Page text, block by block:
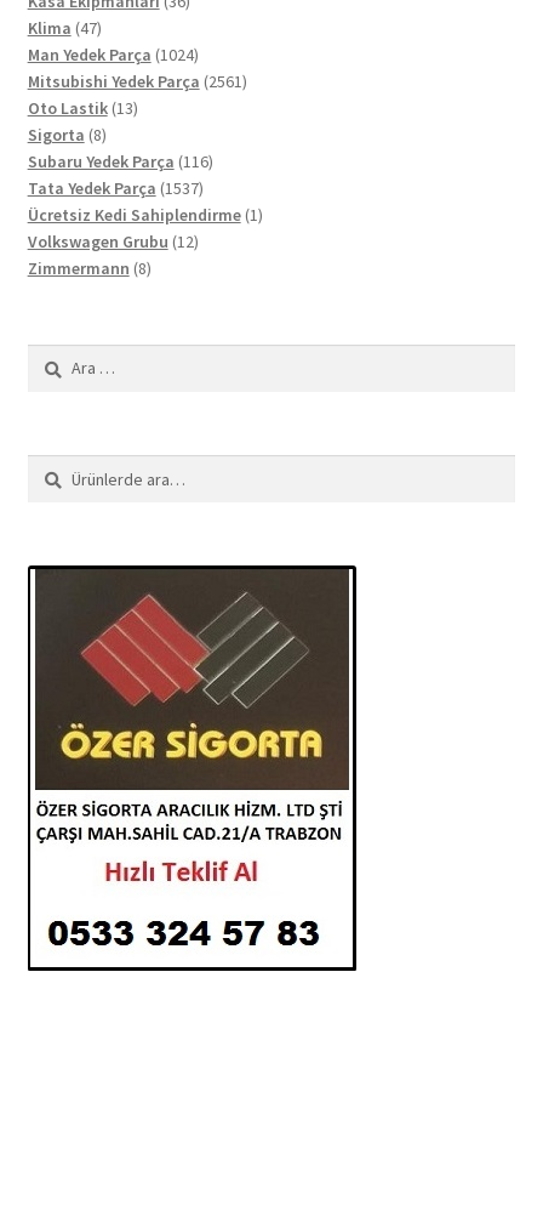
Klima 4747
ürün
Man Yedek Parça 10241024
ürün
Mitsubishi Yedek Parça 25612561
Oto Lastik 1313
Sigorta 88
ürün
Subaru Yedek Parça 116116
Tata Yedek Parça 15371537
ürün
Ücretsiz Kedi Sahiplendirme 11
Volkswagen Grubu 1212
Zimmermann 88
Arama:
Ara:
Ara